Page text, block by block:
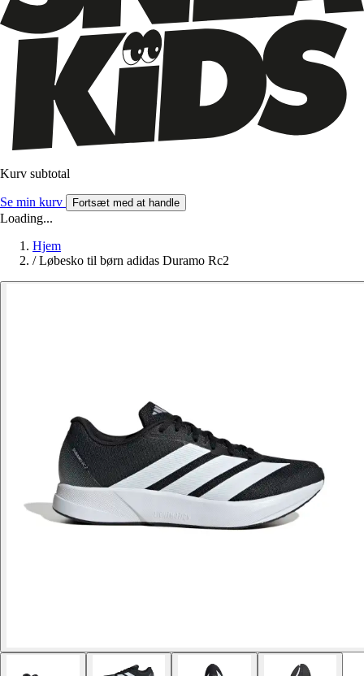
Kurv subtotal
Se min kurv Fortsæt med at handle
Loading...
Hjem
/ Løbesko til børn adidas Duramo Rc2